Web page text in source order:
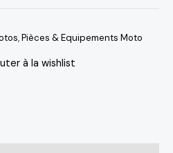
,Pièces & Equipements Moto
à la wishlist